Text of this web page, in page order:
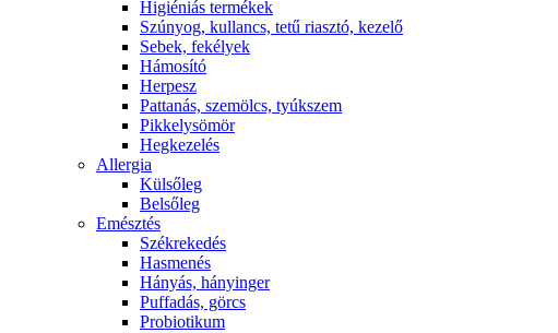
Higiéniás termékek
Szúnyog, kullancs, tetű riasztó, kezelő
Sebek, fekélyek
Hámosító
Herpesz
Pattanás, szemölcs, tyúkszem
Pikkelysömör
Hegkezelés
Allergia
Külsőleg
Belsőleg
Emésztés
Székrekedés
Hasmenés
Hányás, hányinger
Puffadás, görcs
Probiotikum